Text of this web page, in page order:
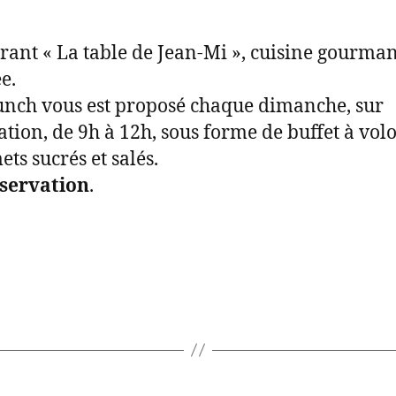
« La table de Jean-Mi », cuisine
vous est proposé chaque dimanche, sur
de 9h à 12h, sous forme de buffet à
sucrés et salés.
.